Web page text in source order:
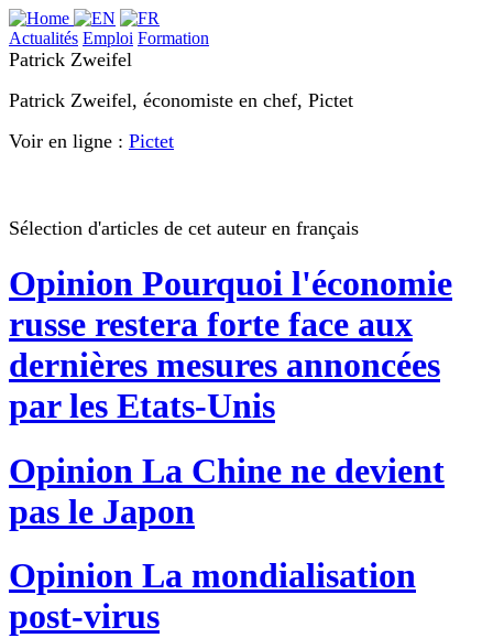
Actualités Emploi Formation
Patrick Zweifel
Patrick Zweifel, économiste en chef, Pictet
Voir en ligne : Pictet
Sélection d'articles de cet auteur en français
Opinion Pourquoi l'économie
russe restera forte face aux
dernières mesures annoncées
par les Etats-Unis
Opinion La Chine ne devient
pas le Japon
Opinion La mondialisation
post-virus